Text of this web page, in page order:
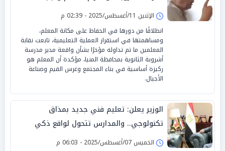
الإثنين 11/أغسطس/2025 - 02:39 م
انطلاقًا من دورها في الحفاظ على مكانة المعلم،
ومساهمتها في استقرار العملية التعليمية، تابعت نقابة
المعلمين ما تم تداوله مؤخرًا بشأن واقعة مدير مدرسة
أشروبة الثانوية بمحافظة المنيا، مؤكدة أن المعلم هو
ركيزة أساسية في بناء المجتمع وغرس القيم وصناعة
الأجيال.
الوزير يعلن: تعليم فني جديد بمذاق
تكنولوجي.. والمدارس تتحول لواقع ذكي
الخميس 07/أغسطس/2025 - 06:03 م